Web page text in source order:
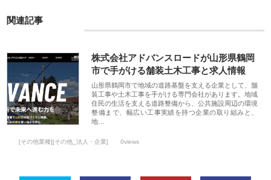
関連記事
株式会社アドバンスロードが山形県鶴岡
市で手がける舗装土木工事と求人情報
山形県鶴岡市で地域の道路基盤を支える企業として、舗
装工事や土木工事を手がける専門会社があります。地域
住民の生活を支える道路整備から、公共施設周辺の環境
整備まで、幅広い工事実績を持つ企業の取り組みと、
地…
[その他業種][その他_法人・企業] 0views